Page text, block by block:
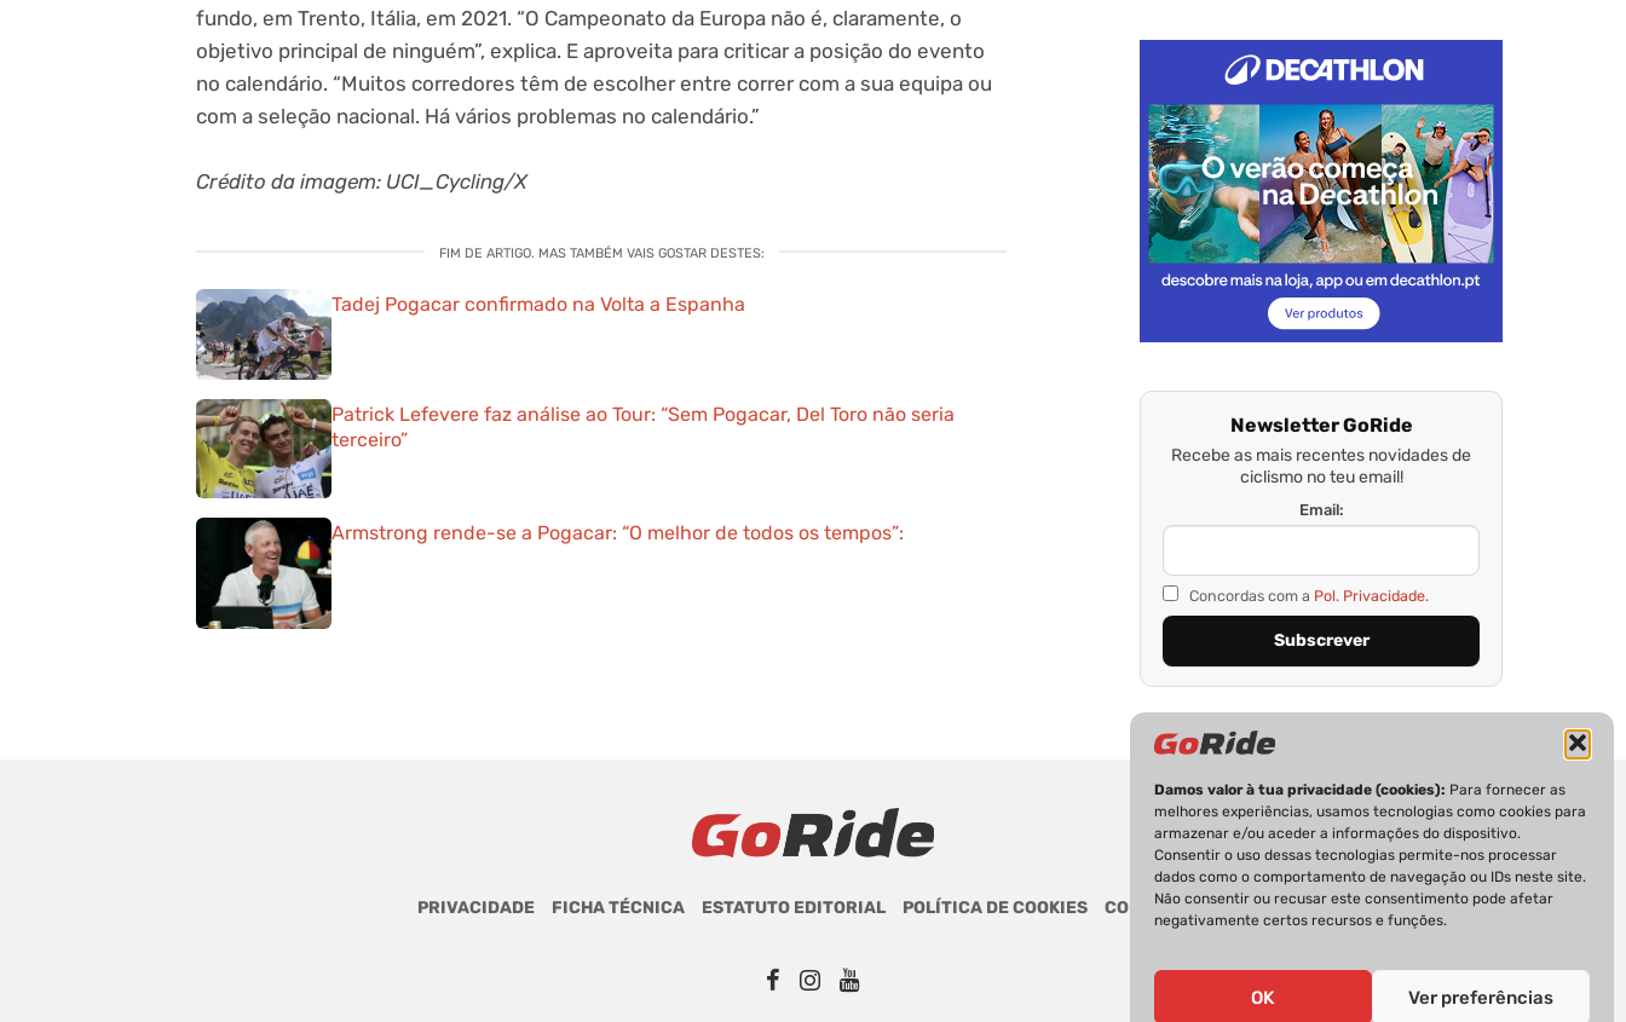
Damos valor à tua privacidade (cookies): Para fornecer as
melhores experiências, usamos tecnologias como cookies para
armazenar e/ou aceder a informações do dispositivo.
Consentir o uso dessas tecnologias permite-nos processar
dados como o comportamento de navegação ou IDs neste site.
Não consentir ou recusar este consentimento pode afetar
negativamente certos recursos e funções.
OK Ver preferências
fundo, em Trento, Itália, em 2021. “O Campeonato da Europa não é, claramente, o
objetivo principal de ninguém”, explica. E aproveita para criticar a posição do evento
no calendário. “Muitos corredores têm de escolher entre correr com a sua equipa ou
com a seleção nacional. Há vários problemas no calendário.”
Crédito da imagem: UCI_Cycling/X
FIM DE ARTIGO. MAS TAMBÉM VAIS GOSTAR DESTES:
Tadej Pogacar confirmado na Volta a Espanha
Patrick Lefevere faz análise ao Tour: “Sem Pogacar, Del Toro não seria
terceiro”
Armstrong rende-se a Pogacar: “O melhor de todos os tempos”:
Newsletter GoRide
Recebe as mais recentes novidades de
ciclismo no teu email!
Email:
Concordas com a Pol. Privacidade.
PRIVACIDADE FICHA TÉCNICA ESTATUTO EDITORIAL POLÍTICA DE COOKIES CONTACTOS